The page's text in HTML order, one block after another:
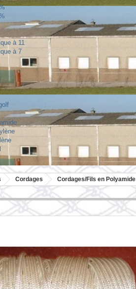
à 11
à 7
Cordages Cordages/Fils en Polyamide